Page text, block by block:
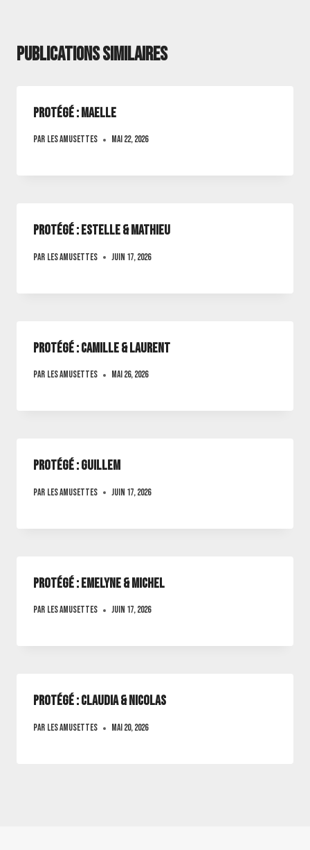
Publications similaires
Protégé : Maelle
Par Les amusettes mai 22, 2026
Protégé : Estelle & mathieu
Par Les amusettes juin 17, 2026
Protégé : Camille & laurent
Par Les amusettes mai 26, 2026
Protégé : Guillem
Par Les amusettes juin 17, 2026
Protégé : Emelyne & michel
Par Les amusettes juin 17, 2026
Protégé : claudia & Nicolas
Par Les amusettes mai 20, 2026